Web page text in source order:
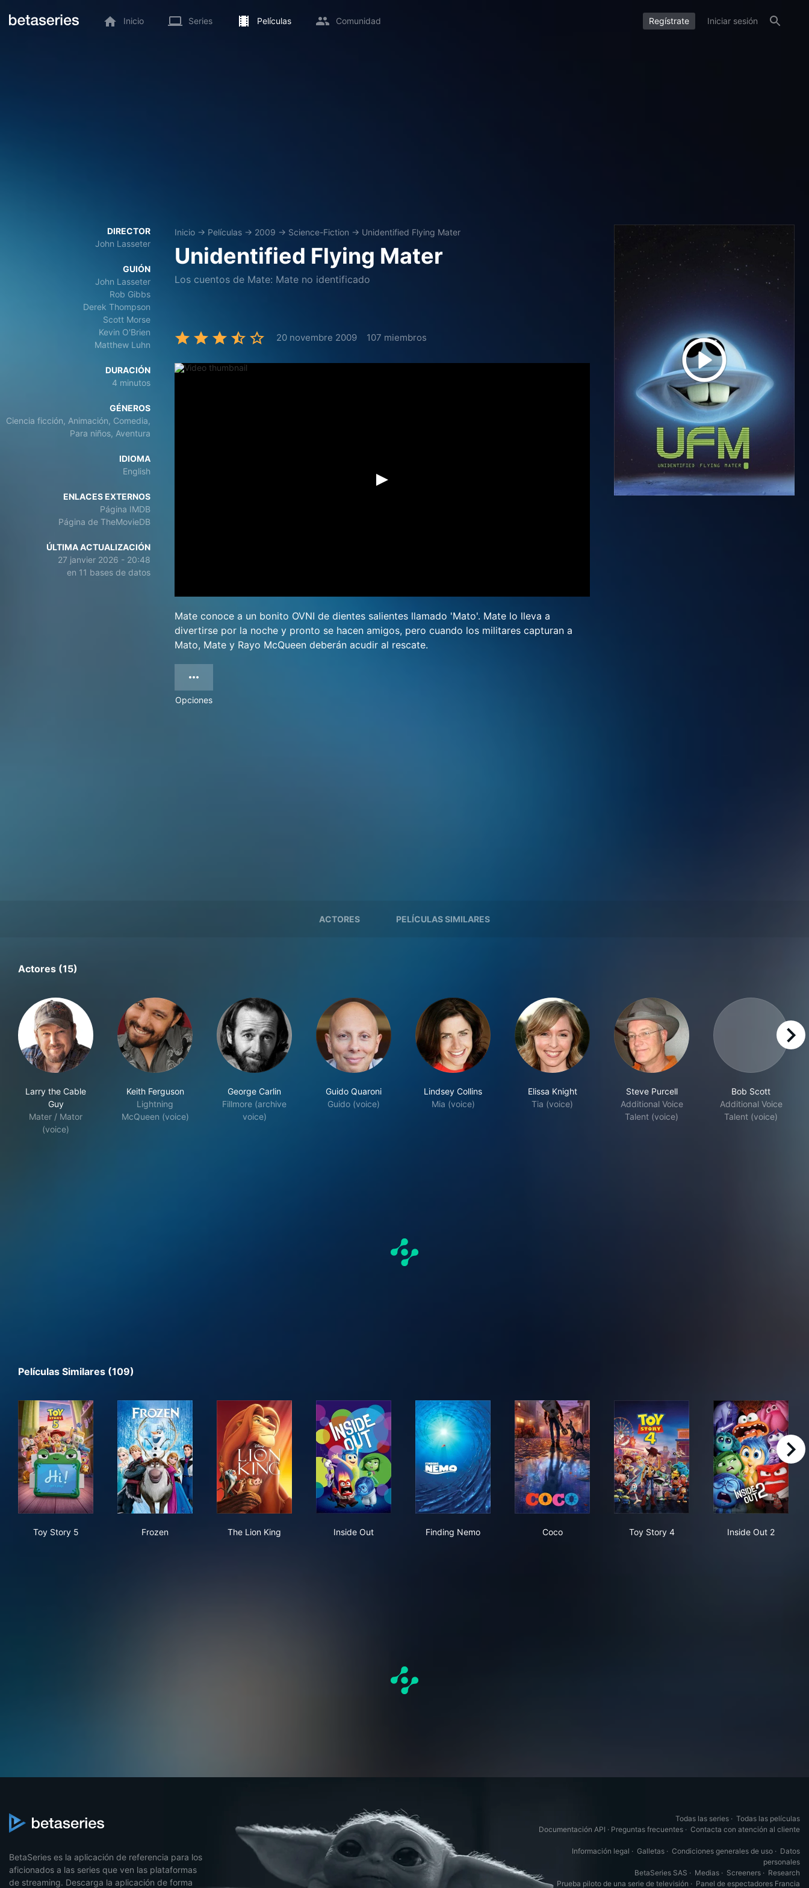
Inicio Series Películas Comunidad Regístrate Iniciar sesión
DIRECTOR
John Lasseter
GUIÓN
John Lasseter
Rob Gibbs
Derek Thompson
Scott Morse
Kevin O'Brien
Matthew Luhn
DURACIÓN
4 minutos
GÉNEROS
Ciencia ficción, Animación, Comedia,
Para niños, Aventura
IDIOMA
English
ENLACES EXTERNOS
Página IMDB
Página de TheMovieDB
ÚLTIMA ACTUALIZACIÓN
27 janvier 2026 - 20:48
en 11 bases de datos
Inicio → Películas → 2009 → Science-Fiction → Unidentified Flying Mater
Unidentified Flying Mater
Los cuentos de Mate: Mate no identificado
20 novembre 2009 107 miembros
Mate conoce a un bonito OVNI de dientes salientes llamado 'Mato'. Mate lo lleva a
divertirse por la noche y pronto se hacen amigos, pero cuando los militares capturan a
Mato, Mate y Rayo McQueen deberán acudir al rescate.
Opciones
ACTORES PELÍCULAS SIMILARES
Actores (15)
Larry the Cable
Guy
Mater / Mator
(voice)
Keith Ferguson
Lightning
McQueen (voice)
George Carlin
Fillmore (archive
voice)
Guido Quaroni
Guido (voice)
Lindsey Collins
Mia (voice)
Elissa Knight
Tia (voice)
Steve Purcell
Additional Voice
Talent (voice)
Bob Scott
Additional Voice
Talent (voice)
right
Películas Similares (109)
Toy Story 5
Frozen
The Lion King
Inside Out
Finding Nemo
Coco
Toy Story 4
Inside Out 2
right
BetaSeries es la aplicación de referencia para los
aficionados a las series que ven las plataformas
de streaming. Descarga la aplicación de forma
Todas las series · Todas las películas
Documentación API · Preguntas frecuentes · Contacta con atención al cliente
Información legal · Galletas · Condiciones generales de uso · Datos
personales
BetaSeries SAS · Medias · Screeners · Research
Prueba piloto de una serie de televisión · Panel de espectadores Francia